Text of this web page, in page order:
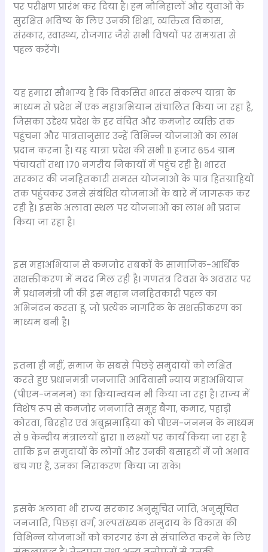
पर परीक्षण प्रारंभ कर दिया है। हम नौनिहालों और युवाओं के
सुरक्षित भविष्य के लिए उनकी शिक्षा, व्यक्तित्व विकास,
संस्कार, स्वास्थ्य, रोजगार जैसे सभी विषयों पर समग्रता से
पहल करेंगे।
यह हमारा सौभाग्य है कि विकसित भारत संकल्प यात्रा के
माध्यम से प्रदेश में एक महाअभियान संचालित किया जा रहा है,
जिसका उद्देश्य प्रदेश के हर वंचित और कमजोर व्यक्ति तक
पहुंचना और पात्रतानुसार उन्हें विभिन्न योजनाओं का लाभ
प्रदान करना है। यह यात्रा प्रदेश की सभी 11 हजार 654 ग्राम
पंचायतों तथा 170 नगरीय निकायों में पहुंच रही है। भारत
सरकार की जनहितकारी समस्त योजनाओं के पात्र हितग्राहियों
तक पहुंचकर उनसे संबंधित योजनाओं के बारे में जागरूक कर
रही है। इसके अलावा स्थल पर योजनाओं का लाभ भी प्रदान
किया जा रहा है।
इस महाअभियान से कमजोर तबकों के सामाजिक-आर्थिक
सशक्तीकरण में मदद मिल रही है। गणतंत्र दिवस के अवसर पर
मैं प्रधानमंत्री जी की इस महान जनहितकारी पहल का
अभिनंदन करता हूं, जो प्रत्येक नागरिक के सशक्तीकरण का
माध्यम बनी है।
इतना ही नहीं, समाज के सबसे पिछड़े समुदायों को लक्षित
करते हुए प्रधानमंत्री जनजाति आदिवासी न्याय महाअभियान
(पीएम-जनमन) का क्रियान्वयन भी किया जा रहा है। राज्य में
विशेष रूप से कमजोर जनजाति समूह बैगा, कमार, पहाड़ी
कोरवा, बिरहोर एवं अबुझमाड़िया को पीएम-जनमन के माध्यम
से 9 केन्द्रीय मंत्रालयों द्वारा 11 लक्ष्यों पर कार्य किया जा रहा है
ताकि इन समुदायों के लोगों और उनकी बसाहटों में जो अभाव
बच गए हैं, उनका निराकरण किया जा सके।
इसके अलावा भी राज्य सरकार अनुसूचित जाति, अनुसूचित
जनजाति, पिछड़ा वर्ग, अल्पसंख्यक समुदाय के विकास की
विभिन्न योजनाओं को कारगर ढंग से संचालित करने के लिए